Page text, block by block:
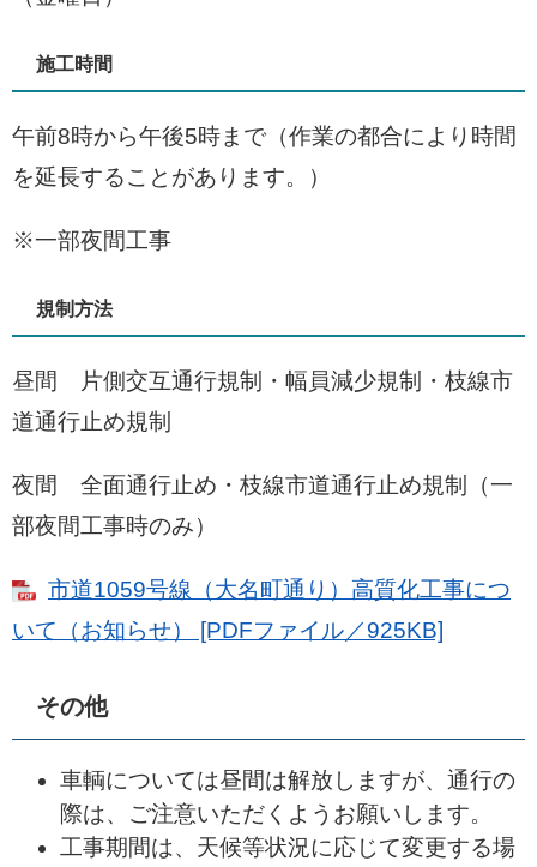
施工時間
午前8時から午後5時まで（作業の都合により時間
を延長することがあります。）
※一部夜間工事
規制方法
昼間 片側交互通行規制・幅員減少規制・枝線市
道通行止め規制
夜間 全面通行止め・枝線市道通行止め規制（一
部夜間工事時のみ）
市道1059号線（大名町通り）高質化工事につ
いて（お知らせ） [PDFファイル／925KB]
その他
車輌については昼間は解放しますが、通行の
際は、ご注意いただくようお願いします。
工事期間は、天候等状況に応じて変更する場